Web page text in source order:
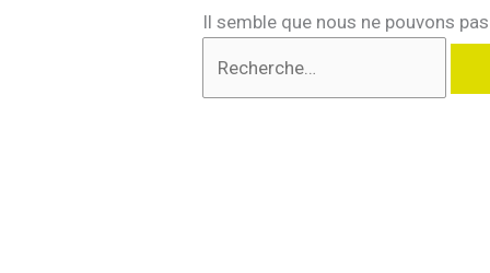
Il semble que nous ne pouvons